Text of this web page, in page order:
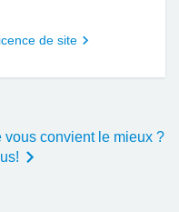
de site
convient le mieux ?